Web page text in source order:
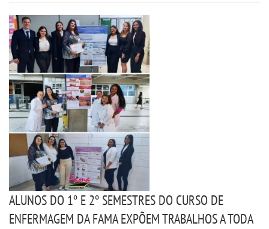
ALUNOS DO 1º E 2º SEMESTRES DO CURSO DE
ENFERMAGEM DA FAMA EXPÕEM TRABALHOS A TODA